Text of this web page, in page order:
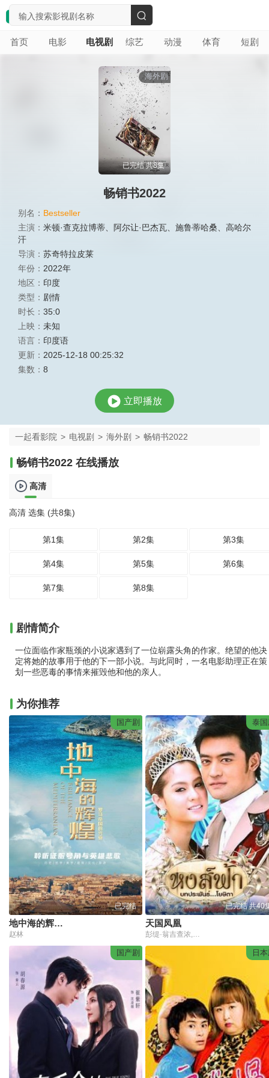
首页 电影 电视剧 综艺 动漫 体育 短剧
搜
海外剧
已完结 共8集
畅销书2022
别名： Bestseller
主演： 米顿·查克拉博蒂 阿尔让·巴杰瓦 施鲁蒂哈桑
高哈尔
汗
导演： 苏奇特拉皮莱
年份： 2022年
地区： 印度
类型： 剧情
时长： 35:0
上映： 未知
语言： 印度语
更新： 2025-12-18 00:25:32
集数： 8
立即播放
一起看影院 > 电视剧 > 海外剧 > 畅销书2022
畅销书2022 在线播放
高清
高清 选集 (共8集)
第1集 第2集 第3集
第4集 第5集 第6集
第7集 第8集
剧情简介
一位面临作家瓶颈的小说家遇到了一位崭露头角的作家。绝望的他决
定将她的故事用于他的下一部小说。与此同时，一名电影助理正在策
划一些恶毒的事情来摧毁他和他的亲人。
为你推荐
国产剧
已完结
地中海的辉煌——罗马帝国的兴衰
赵林
泰
已完结 共40
天国凤凰
彭缇·翁吉查浓,翁拉吾·尼永萨,派.帕提特.披斯缇奎,帕拉蒂·永帕素
国产剧 日